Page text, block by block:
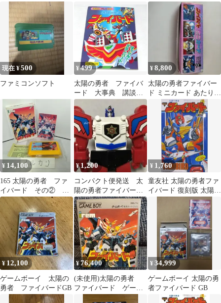
GB 動作確認済み DMG-
現在 ¥500
ファミコンソフト
¥ 499
太陽の勇者 ファイバ
ード 大事典 講談社
ポケット百科シリーズ
¥8,800
太陽の勇者ファイバー
ド ミニカード あたり2
個付き
¥ 14,100
165 太陽の勇者 ファ
イバード その② 箱
説付き ファミコン
¥1,200
コンパクト便発送 太
陽の勇者ファイバー
ド ファイバード
1991年
¥ 1,760
童友社 太陽の勇者ファ
イバード 復刻版 太陽の
勇者 ファイバード
¥ 12,100
ゲームボーイ 太陽の
勇者 ファイバードGB
¥76,400
(未使用)太陽の勇者
ファイバード ゲーム
¥34,999
ゲームボーイ 太陽の勇
者ファイバード GB